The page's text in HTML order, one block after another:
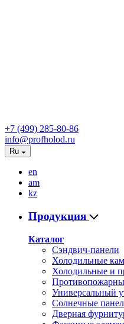
+7 (499) 285-80-86
info@profholod.ru
Ru
en
am
kz
Продукция
Каталог
Сэндвич-панели
Холодильные
Холодильные и
Универсальный
Солнечные
Дверная